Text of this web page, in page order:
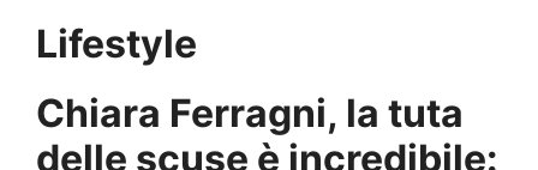
Lifestyle
Chiara Ferragni, la tuta
delle scuse è incredibile: